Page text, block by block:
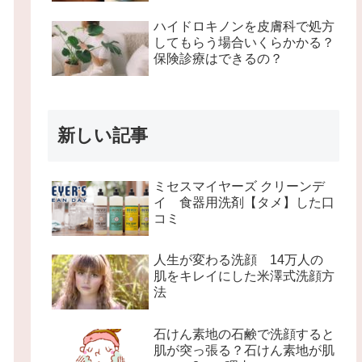
ハイドロキノンを皮膚科で処方
してもらう場合いくらかかる？
保険診療はできるの？
新しい記事
ミセスマイヤーズ クリーンデ
イ 食器用洗剤【タメ】した口
コミ
人生が変わる洗顔 14万人の
肌をキレイにした米澤式洗顔方
法
石けん素地の石鹸で洗顔すると
肌が突っ張る？石けん素地が肌